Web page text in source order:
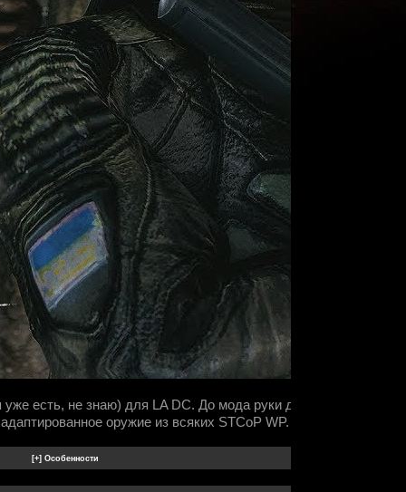
есть, не знаю) для LA DC. До мода руки дошли буквально
оружие из всяких STCoP WP.